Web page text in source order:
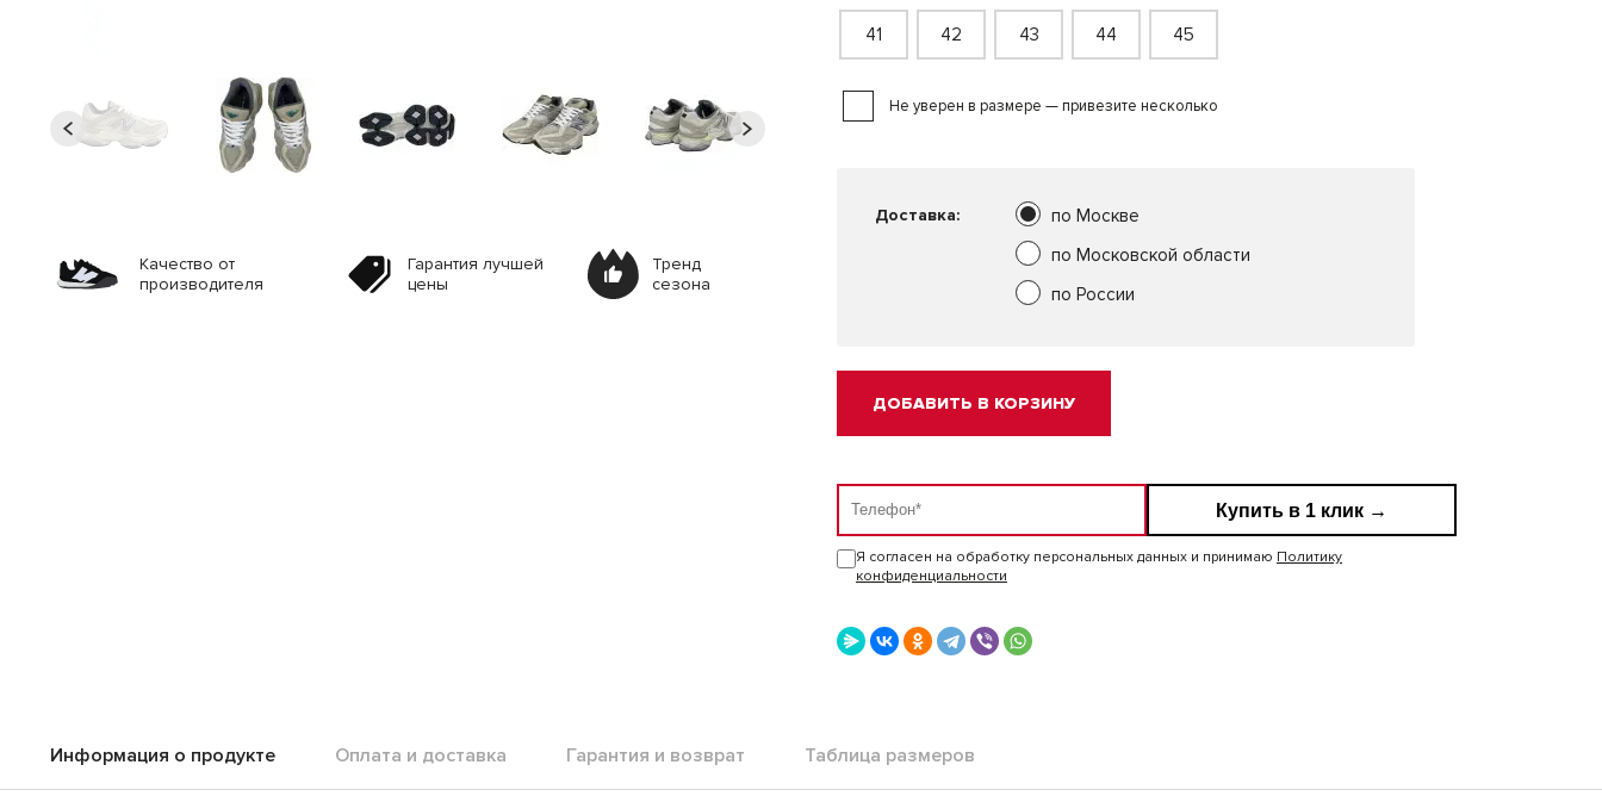
Качество от
производителя
Гарантия лучшей
цены
Тренд
сезона
41 42 43 44 45
Не уверен в размере — привезите несколько
Доставка:
по Москве
по Московской области
по России
ДОБАВИТЬ В КОРЗИНУ
Я согласен на обработку персональных данных и принимаю Политику
конфиденциальности
Купить в 1 клик →
Информация о продукте Оплата и доставка Гарантия и возврат Таблица размеров